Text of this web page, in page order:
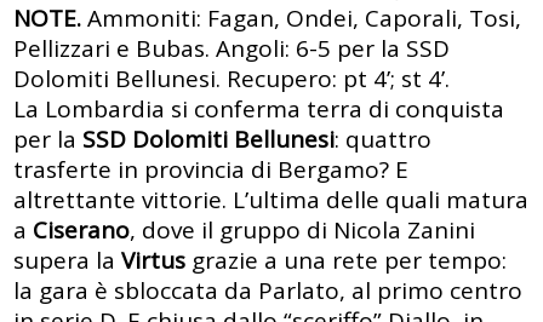
NOTE.Ammoniti: Fagan, Ondei, Caporali, Tosi,
Pellizzari e Bubas. Angoli: 6-5 per la SSD
Dolomiti Bellunesi. Recupero: pt 4’; st 4’.
La Lombardia si conferma terra di conquista
per la SSD Dolomiti Bellunesi: quattro
trasferte in provincia di Bergamo? E
altrettante vittorie. L’ultima delle quali matura
a Ciserano, dove il gruppo di Nicola Zanini
supera la Virtus grazie a una rete per tempo:
la gara è sbloccata da Parlato, al primo centro